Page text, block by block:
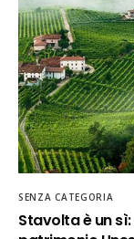
SENZA CATEGORIA
Stavolta è un